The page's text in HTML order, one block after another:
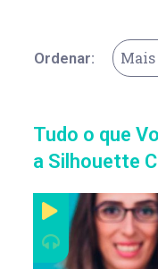
Ordenar:
Tudo o que
a Silhouette